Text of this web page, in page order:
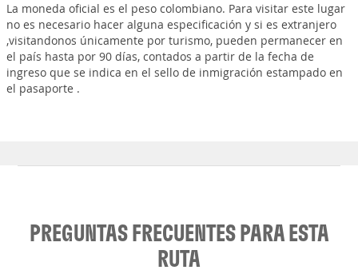
La moneda oficial es el peso colombiano. Para visitar este lugar
no es necesario hacer alguna especificación y si es extranjero
,visitandonos únicamente por turismo, pueden permanecer en
el país hasta por 90 días, contados a partir de la fecha de
ingreso que se indica en el sello de inmigración estampado en
el pasaporte .
PREGUNTAS FRECUENTES PARA ESTA
RUTA